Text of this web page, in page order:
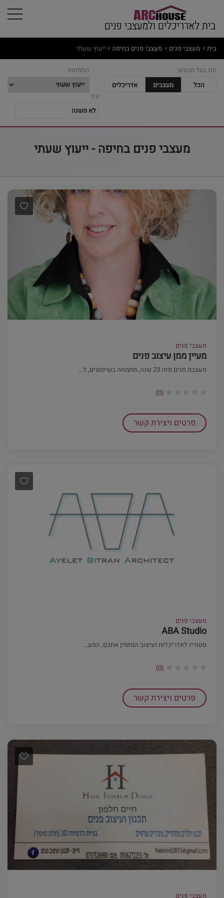
בית מעצבי פנים מעצבי פנים בחיפה ייעוץ שעתי
סוג בעל מקצוע
הכל
מעצבים אדריכלים
התמחות
עיר
מעצבי פנים בחיפה - ייעוץ שעתי
מעצבי פנים
מעיין ממן עיצוב פנים
מעצבת פנים מזה 23 שנה, מתמחה בשיפוצים, ל...
(0)
פרטים ויצירת קשר
מעצבי פנים
ABA Studio
סטודיו לאדריכלות ועיצוב המזמין אתכם, המע...
(0)
פרטים ויצירת קשר
מעצבי פנים